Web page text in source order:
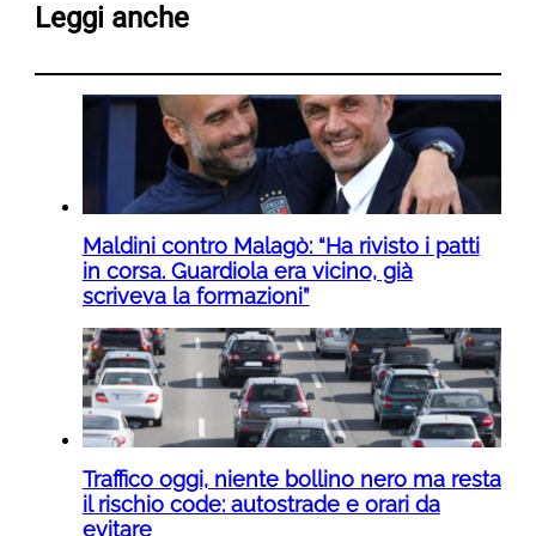
Leggi anche
Maldini contro Malagò: “Ha rivisto i patti
in corsa. Guardiola era vicino, già
scriveva la formazioni”
Traffico oggi, niente bollino nero ma resta
il rischio code: autostrade e orari da
evitare